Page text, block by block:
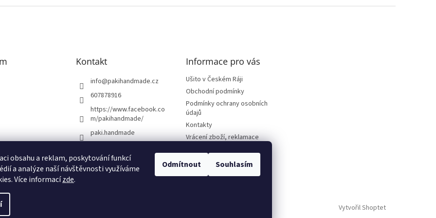
obsahu a reklam, poskytování funkcí
a analýze naší návštěvnosti využíváme
Více informacízde.
Odmítnout Souhlasím
na Instagramu
Kontakt
info@pakihandmade.cz
607878916
https://www.facebook.co
m/pakihandmade/
paki.handmade
Informace pro vás
Ušito v Českém Ráji
Obchodní podmínky
Podmínky ochrany osobních
údajů
Kontakty
Vrácení zboží, reklamace
Vytvořil Shoptet